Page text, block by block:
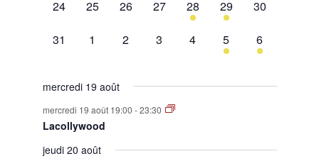
0
24
0
25
0
26
0
évènement,
27
1
évènement,
28
1
évènement,
29
0
30
0
31
0
1
0
2
0
3
0
évènement,
4
1
évènement,
5
1
évènement,
6
mercredi 19 août
mercredi 19 août 19:00 -23:30
Lacollywood
jeudi 20 août